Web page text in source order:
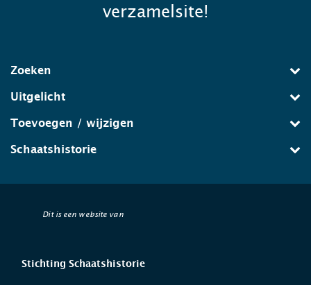
verzamelsite!
Zoeken
Uitgelicht
Toevoegen / wijzigen
Schaatshistorie
Dit is een website van
Stichting Schaatshistorie